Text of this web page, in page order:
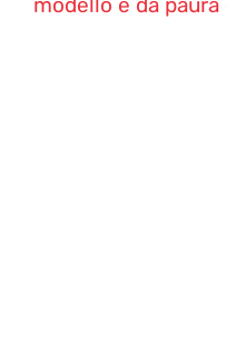
modello è da